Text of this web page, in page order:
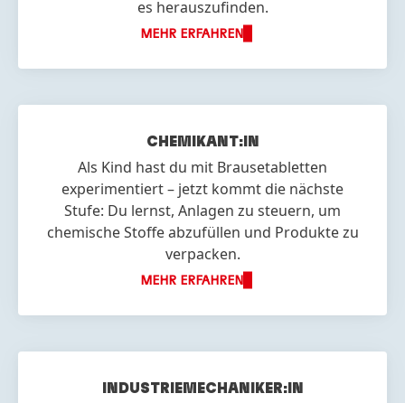
es herauszufinden.
MEHR ERFAHREN
CHEMIKANT:IN
Als Kind hast du mit Brausetabletten
experimentiert – jetzt kommt die nächste
Stufe: Du lernst, Anlagen zu steuern, um
chemische Stoffe abzufüllen und Produkte zu
verpacken.
MEHR ERFAHREN
INDUSTRIEMECHANIKER:IN